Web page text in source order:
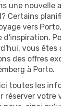
une nouvelle
Certains
vers
d'inspiration.
vous êtes
des offres
à Porto.
toutes les
réserver votre